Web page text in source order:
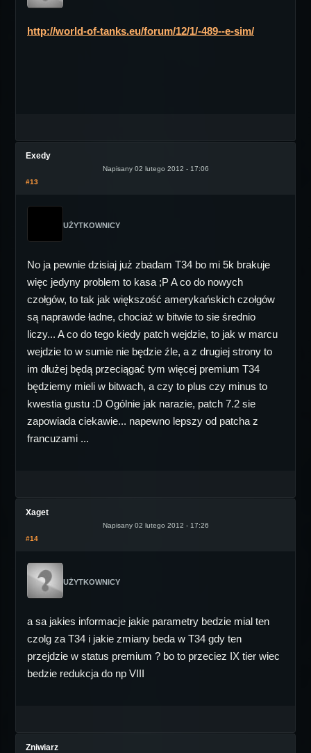
http://world-of-tanks.eu/forum/12/1/-489--e-sim/
Exedy
Napisany 02 lutego 2012 - 17:06
#13
UŻYTKOWNICY
No ja pewnie dzisiaj już zbadam T34 bo mi 5k brakuje
więc jedyny problem to kasa ;P A co do nowych
czołgów, to tak jak większość amerykańskich czołgów
są naprawde ładne, chociaż w bitwie to sie średnio
liczy... A co do tego kiedy patch wejdzie, to jak w marcu
wejdzie to w sumie nie będzie źle, a z drugiej strony to
im dłużej będą przeciągać tym więcej premium T34
będziemy mieli w bitwach, a czy to plus czy minus to
kwestia gustu :D Ogólnie jak narazie, patch 7.2 sie
zapowiada ciekawie... napewno lepszy od patcha z
francuzami ...
Xaget
Napisany 02 lutego 2012 - 17:26
#14
UŻYTKOWNICY
a sa jakies informacje jakie parametry bedzie mial ten
czolg za T34 i jakie zmiany beda w T34 gdy ten
przejdzie w status premium ? bo to przeciez IX tier wiec
bedzie redukcja do np VIII
Zniwiarz